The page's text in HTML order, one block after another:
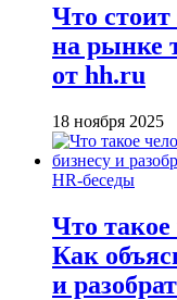
Что
на рынке
от hh.ru
18 ноября 2025
HR-беседы
Что такое
Как
и